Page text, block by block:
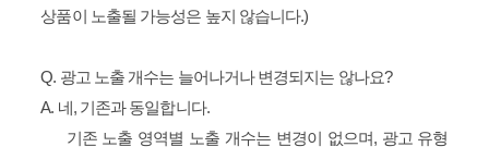
상품이 노출될 가능성은 높지 않습니다.)
Q. 광고 노출 개수는 늘어나거나 변경되지는 않나요?
A. 네, 기존과 동일합니다.
기존 노출 영역별 노출 개수는 변경이 없으며, 광고 유형